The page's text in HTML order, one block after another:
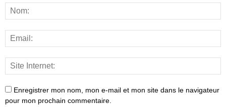
Enregistrer mon nom, mon e-mail et mon site dans le navigateur
pour mon prochain commentaire.